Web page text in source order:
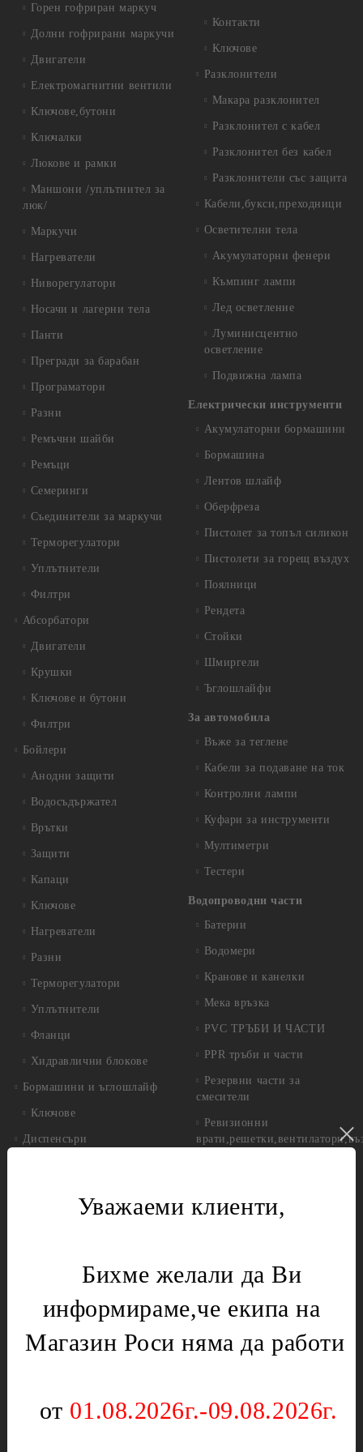
Горен гофриран маркуч
Долни гофрирани маркучи
Двигатели
Електромагнитни вентили
Ключове,бутони
Ключалки
Люкове и рамки
Маншони /уплътнител за
люк/
Маркучи
Нагреватели
Ниворегулатори
Носачи и лагерни тела
Панти
Прегради за барабан
Програматори
Разни
Ремъчни шайби
Ремъци
Семеринги
Съединители за маркучи
Терморегулатори
Уплътнители
Филтри
Абсорбатори
Двигатели
Крушки
Ключове и бутони
Филтри
Бойлери
Анодни защити
Водосъдържател
Врътки
Защити
Капаци
Ключове
Нагреватели
Разни
Терморегулатори
Уплътнители
Фланци
Хидравлични блокове
Бормашини и ъглошлайф
Ключове
Диспенсъри
Кафемашини,Кафеварки
Микровълнови печки
Диоди и предпазители
Контакти
Ключове
Разклонители
Макара разклонител
Разклонител с кабел
Разклонител без кабел
Разклонители със защита
Кабели,букси,преходници
Осветителни тела
Акумулаторни фенери
Къмпинг лампи
Лед осветление
Луминисцентно
осветление
Подвижна лампа
Електрически инструменти
Акумулаторни бормашини
Бормашина
Лентов шлайф
Оберфреза
Пистолет за топъл силикон
Пистолети за горещ въздух
Поялници
Рендета
Стойки
Шмиргели
Ъглошлайфи
За автомобила
Въже за теглене
Кабели за подаване на ток
Контролни лампи
Куфари за инструменти
Мултиметри
Тестери
Водопроводни части
Батерии
Водомери
Кранове и канелки
Мека връзка
PVC ТРЪБИ И ЧАСТИ
PPR тръби и части
Резервни части за
смесители
Ревизионни
Фитинги
Газови уреди
Оргаз
Мембрани
Уважаеми клиенти,
Бихме желали да Ви
информираме,че екипа на
Магазин Роси няма да работи
от 01.08.2026г.-09.08.2026г.